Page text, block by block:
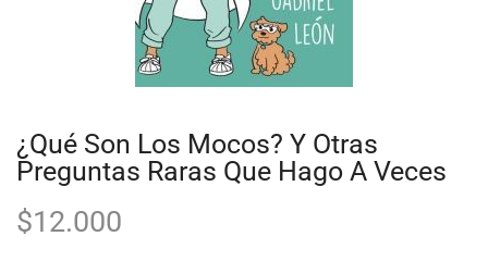
¿Qué Son Los Mocos? Y Otras
Preguntas Raras Que Hago A Veces
$12.000